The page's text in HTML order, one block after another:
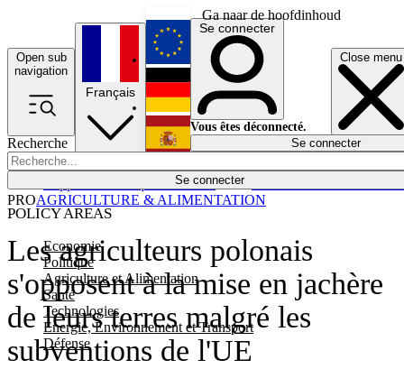
Ga naar de hoofdinhoud
Open sub
navigation
Close menu
Recherche
Se connecter
POLICY AREAS
Economie
Politique
Agriculture et Alimentation
Santé
Technologies
Energie, Environnement et Transport
Défense
Économie
Français
English
Deutsch
Español
Se connecter
Vous êtes déconnecté.
Se connecter
Les agriculteurs polonais
s'opposent à la mise en jachère
de leurs terres malgré les
subventions de l'UE
PROAGRICULTURE & ALIMENTATION